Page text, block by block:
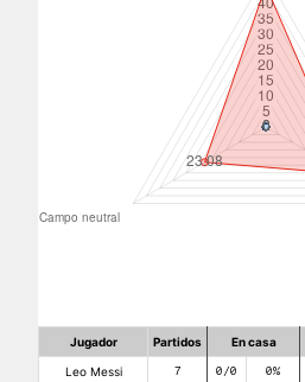
Jugador Partidos En casa
Leo Messi 7 0/0 0%